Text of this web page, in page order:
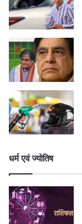
धर्म एवं ज्योतिष